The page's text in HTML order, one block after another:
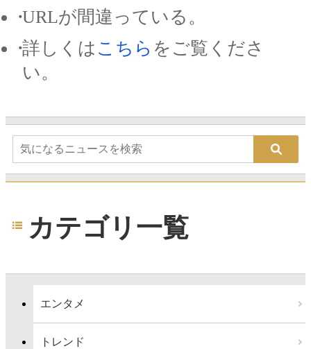
URLが間違っている。
詳しくは こちら をご覧くださ
い。
カテゴリ一覧
エンタメ
トレンド